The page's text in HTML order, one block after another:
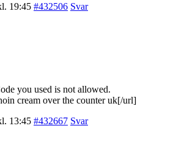
19:45 #432506 Svar
you used is not allowed.
cream over the counter uk[/url]
13:45 #432667 Svar